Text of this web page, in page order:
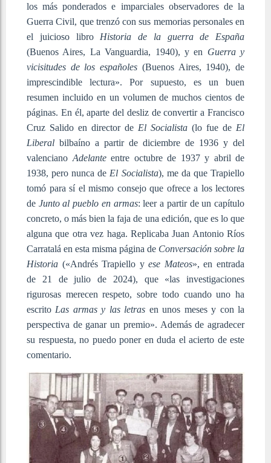
los más ponderados e imparciales observadores de la
Guerra Civil, que trenzó con sus memorias personales en
el juicioso libro Historia de la guerra de España
(Buenos Aires, La Vanguardia, 1940), y en Guerra y
vicisitudes de los españoles (Buenos Aires, 1940), de
imprescindible lectura». Por supuesto, es un buen
resumen incluido en un volumen de muchos cientos de
páginas. En él, aparte del desliz de convertir a Francisco
Cruz Salido en director de El Socialista (lo fue de El
Liberal bilbaíno a partir de diciembre de 1936 y del
valenciano Adelanteentre octubre de 1937 y abril de
1938, pero nunca de El Socialista), me da que Trapiello
tomó para sí el mismo consejo que ofrece a los lectores
de Junto al pueblo en armas: leer a partir de un capítulo
concreto, o más bien la faja de una edición, que es lo que
alguna que otra vez haga. Replicaba Juan Antonio Ríos
Carratalá en esta misma página de Conversación sobre la
Historia («Andrés Trapiello yese Mateos», en entrada
de 21 de julio de 2024), que «las investigaciones
rigurosas merecen respeto, sobre todo cuando uno ha
escrito Las armas y las letras en unos meses y con la
perspectiva de ganar un premio». Además de agradecer
su respuesta, no puedo poner en duda el acierto de este
comentario.